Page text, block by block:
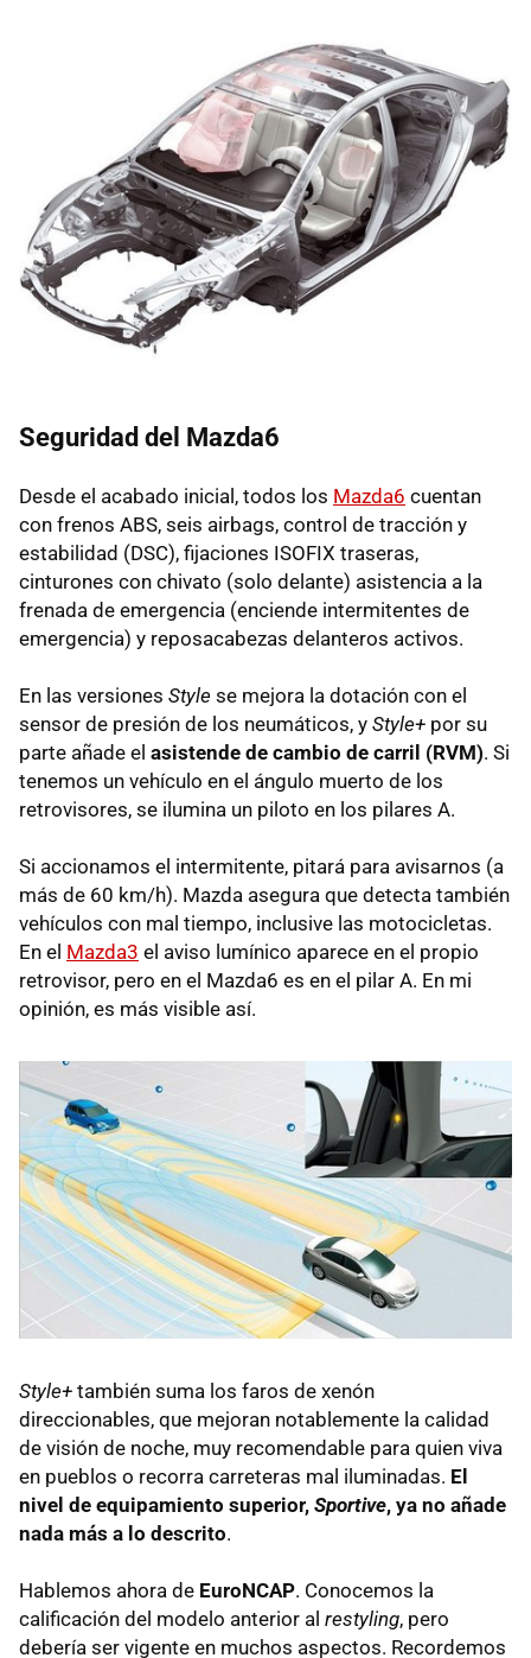
Seguridad del Mazda6
Desde el acabado inicial, todos los Mazda6 cuentan
con frenos ABS, seis airbags, control de tracción y
estabilidad (DSC), fijaciones ISOFIX traseras,
cinturones con chivato (solo delante) asistencia a la
frenada de emergencia (enciende intermitentes de
emergencia) y reposacabezas delanteros activos.
En las versiones Style se mejora la dotación con el
sensor de presión de los neumáticos, y Style+ por su
parte añade el asistende de cambio de carril (RVM). Si
tenemos un vehículo en el ángulo muerto de los
retrovisores, se ilumina un piloto en los pilares A.
Si accionamos el intermitente, pitará para avisarnos (a
más de 60 km/h). Mazda asegura que detecta también
vehículos con mal tiempo, inclusive las motocicletas.
En el Mazda3 el aviso lumínico aparece en el propio
retrovisor, pero en el Mazda6 es en el pilar A. En mi
opinión, es más visible así.
Style+ también suma los faros de xenón
direccionables, que mejoran notablemente la calidad
de visión de noche, muy recomendable para quien viva
en pueblos o recorra carreteras mal iluminadas. El
nivel de equipamiento superior, Sportive, ya no añade
nada más a lo descrito.
Hablemos ahora de EuroNCAP. Conocemos la
calificación del modelo anterior al restyling, pero
debería ser vigente en muchos aspectos. Recordemos